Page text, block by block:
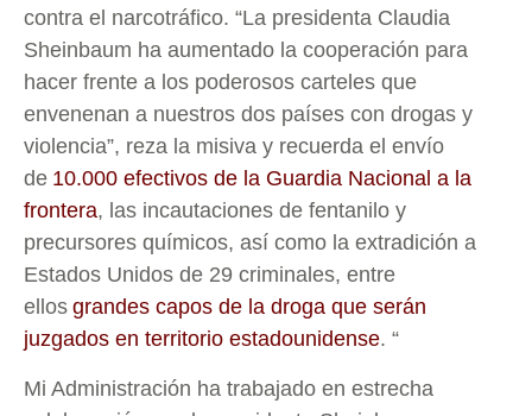
contra el narcotráfico. “La presidenta Claudia
Sheinbaum ha aumentado la cooperación para
hacer frente a los poderosos carteles que
envenenan a nuestros dos países con drogas y
violencia”, reza la misiva y recuerda el envío
de 10.000 efectivos de la Guardia Nacional a la
frontera, las incautaciones de fentanilo y
precursores químicos, así como la extradición a
Estados Unidos de 29 criminales, entre
ellos grandes capos de la droga que serán
juzgados en territorio estadounidense. “
Mi Administración ha trabajado en estrecha